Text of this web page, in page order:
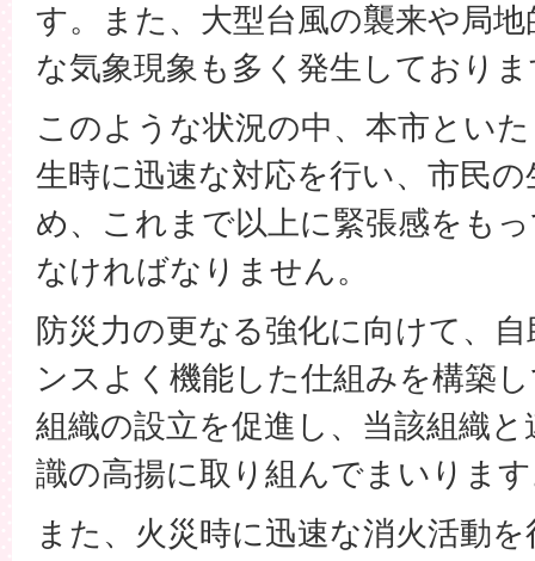
す。また、大型台風の襲来や局
な気象現象も多く発生しており
このような状況の中、本市とい
生時に迅速な対応を行い、市民
め、これまで以上に緊張感をも
なければなりません。
防災力の更なる強化に向けて、
ンスよく機能した仕組みを構築
組織の設立を促進し、当該組織
識の高揚に取り組んでまいりま
また、火災時に迅速な消火活動